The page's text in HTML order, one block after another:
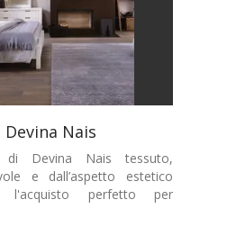
Nais
Devina Nais tessuto,
e dall’aspetto estetico
l'acquisto perfetto per